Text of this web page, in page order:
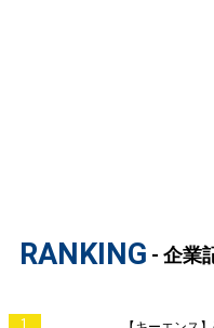
RANKING - 企業
1